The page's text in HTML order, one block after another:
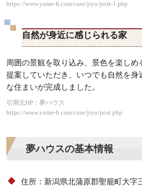
https://www.yume-h.com/case/jiyu/post-1.php
自然が身近に感じられる家
周囲の景観を取り込み、景色を楽しめ
提案していただき、いつでも自然を身
な住まいが完成しました。
引用元HP：夢ハウス
https://www.yume-h.com/case/jiyu/post.php
夢ハウスの基本情報
住所：新潟県北蒲原郡聖籠町大字